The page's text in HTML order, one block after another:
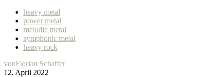
heavy metal
power metal
melodic metal
symphonic metal
heavy rock
vonFlorian Schaffer
12. April 2022